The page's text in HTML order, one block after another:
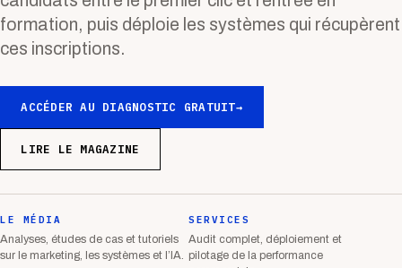
formation, puis déploie les systèmes qui récupèrent
ces inscriptions.
ACCÉDER AU DIAGNOSTIC GRATUIT→
LIRE LE MAGAZINE
LE MÉDIA
Analyses, études de cas et tutoriels
sur le marketing, les systèmes et l’IA.
SERVICES
Audit complet, déploiement et
pilotage de la performance